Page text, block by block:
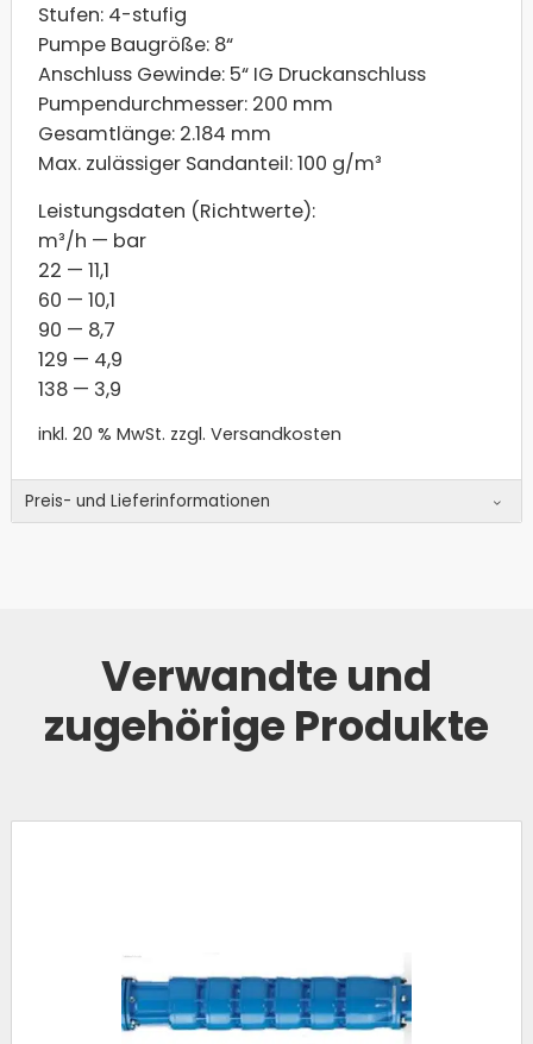
Stufen: 4-stufig
Pumpe Baugröße: 8“
Anschluss Gewinde: 5“ IG Druckanschluss
Pumpendurchmesser: 200 mm
Gesamtlänge: 2.184 mm
Max. zulässiger Sandanteil: 100 g/m³
Leistungsdaten (Richtwerte):
m³/h — bar
22 — 11,1
60 — 10,1
90 — 8,7
129 — 4,9
138 — 3,9
inkl. 20 % MwSt. zzgl. Versandkosten
Preis- und Lieferinformationen
Verwandte und
zugehörige Produkte